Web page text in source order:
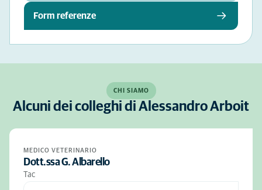
Form referenze
CHI SIAMO
Alcuni dei colleghi di Alessandro Arboit
MEDICO VETERINARIO
Dott.ssa G. Albarello
Tac